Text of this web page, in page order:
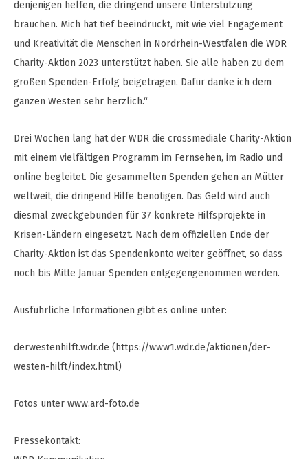
denjenigen helfen, die dringend unsere Unterstützung
brauchen. Mich hat tief beeindruckt, mit wie viel Engagement
und Kreativität die Menschen in Nordrhein-Westfalen die WDR
Charity-Aktion 2023 unterstützt haben. Sie alle haben zu dem
großen Spenden-Erfolg beigetragen. Dafür danke ich dem
ganzen Westen sehr herzlich.“
Drei Wochen lang hat der WDR die crossmediale Charity-Aktion
mit einem vielfältigen Programm im Fernsehen, im Radio und
online begleitet. Die gesammelten Spenden gehen an Mütter
weltweit, die dringend Hilfe benötigen. Das Geld wird auch
diesmal zweckgebunden für 37 konkrete Hilfsprojekte in
Krisen-Ländern eingesetzt. Nach dem offiziellen Ende der
Charity-Aktion ist das Spendenkonto weiter geöffnet, so dass
noch bis Mitte Januar Spenden entgegengenommen werden.
Ausführliche Informationen gibt es online unter:
derwestenhilft.wdr.de (https://www1.wdr.de/aktionen/der-
westen-hilft/index.html)
Fotos unter www.ard-foto.de
Pressekontakt: